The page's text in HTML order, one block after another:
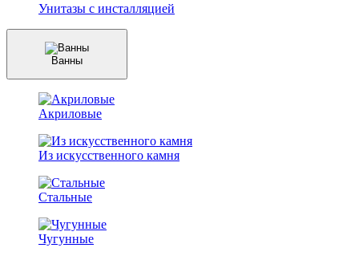
Унитазы с инсталляцией
Ванны
Акриловые
Из искусственного камня
Стальные
Чугунные